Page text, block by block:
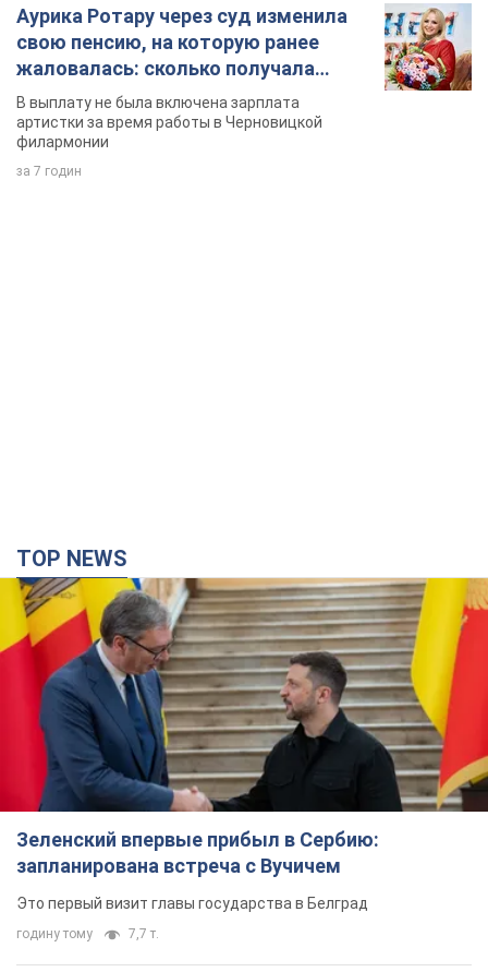
Аурика Ротару через суд изменила
свою пенсию, на которую ранее
жаловалась: сколько получала
певица
В выплату не была включена зарплата
артистки за время работы в Черновицкой
филармонии
за 7 годин
TOP NEWS
Зеленский впервые прибыл в Сербию:
запланирована встреча с Вучичем
Это первый визит главы государства в Белград
годину тому 7,7 т.